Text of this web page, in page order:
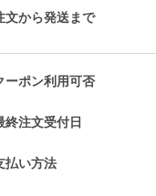
文から発送まで
ーポン利用可否
終注文受付日
払い方法